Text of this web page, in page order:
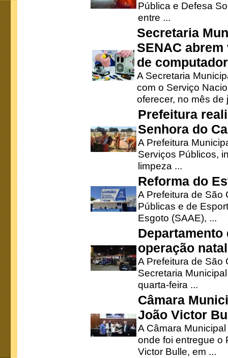
Pública e Defesa
entre ...
Secretaria
SENAC
de
A Secretaria
com o Serviço
oferecer, no mês de
Prefeitura
Senhora do
A Prefeitura
Serviços Públicos,
limpeza ...
Reforma do
A Prefeitura de São
Públicas e de
Esgoto (SAAE), ...
operação
A Prefeitura de São
Secretaria
quarta-feira ...
Câmara
João Victor
A Câmara
onde foi entregue o
Victor Bulle, em ...